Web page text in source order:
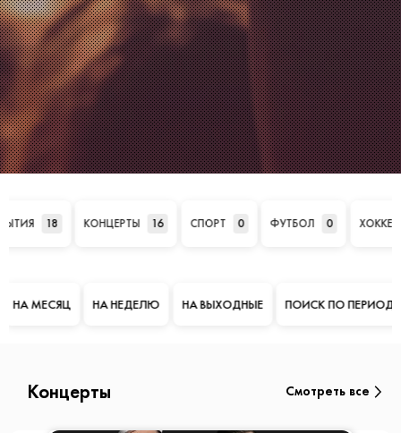
18 КОНЦЕРТЫ 16 СПОРТ 0 ФУТБОЛ 0 ХОККЕЙ
МЕСЯЦ НА НЕДЕЛЮ НА ВЫХОДНЫЕ ПОИСК ПО ПЕРИОДУ
Концерты Смотреть все